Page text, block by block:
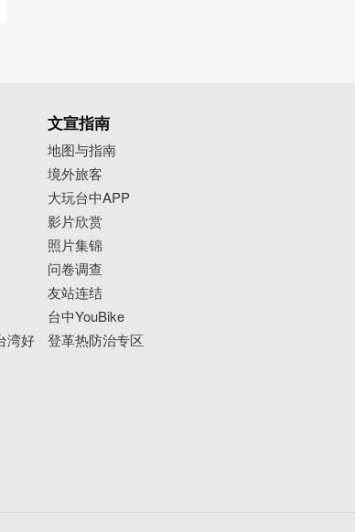
湾好
文宣指南
地图与指南
境外旅客
大玩台中APP
影片欣赏
照片集锦
问卷调查
友站连结
台中YouBike
登革热防治专区